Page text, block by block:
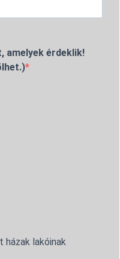
amelyek érdeklik!
lakóinak